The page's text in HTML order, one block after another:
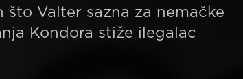
Valter sazna za nemačke
Kondora stiže ilegalac